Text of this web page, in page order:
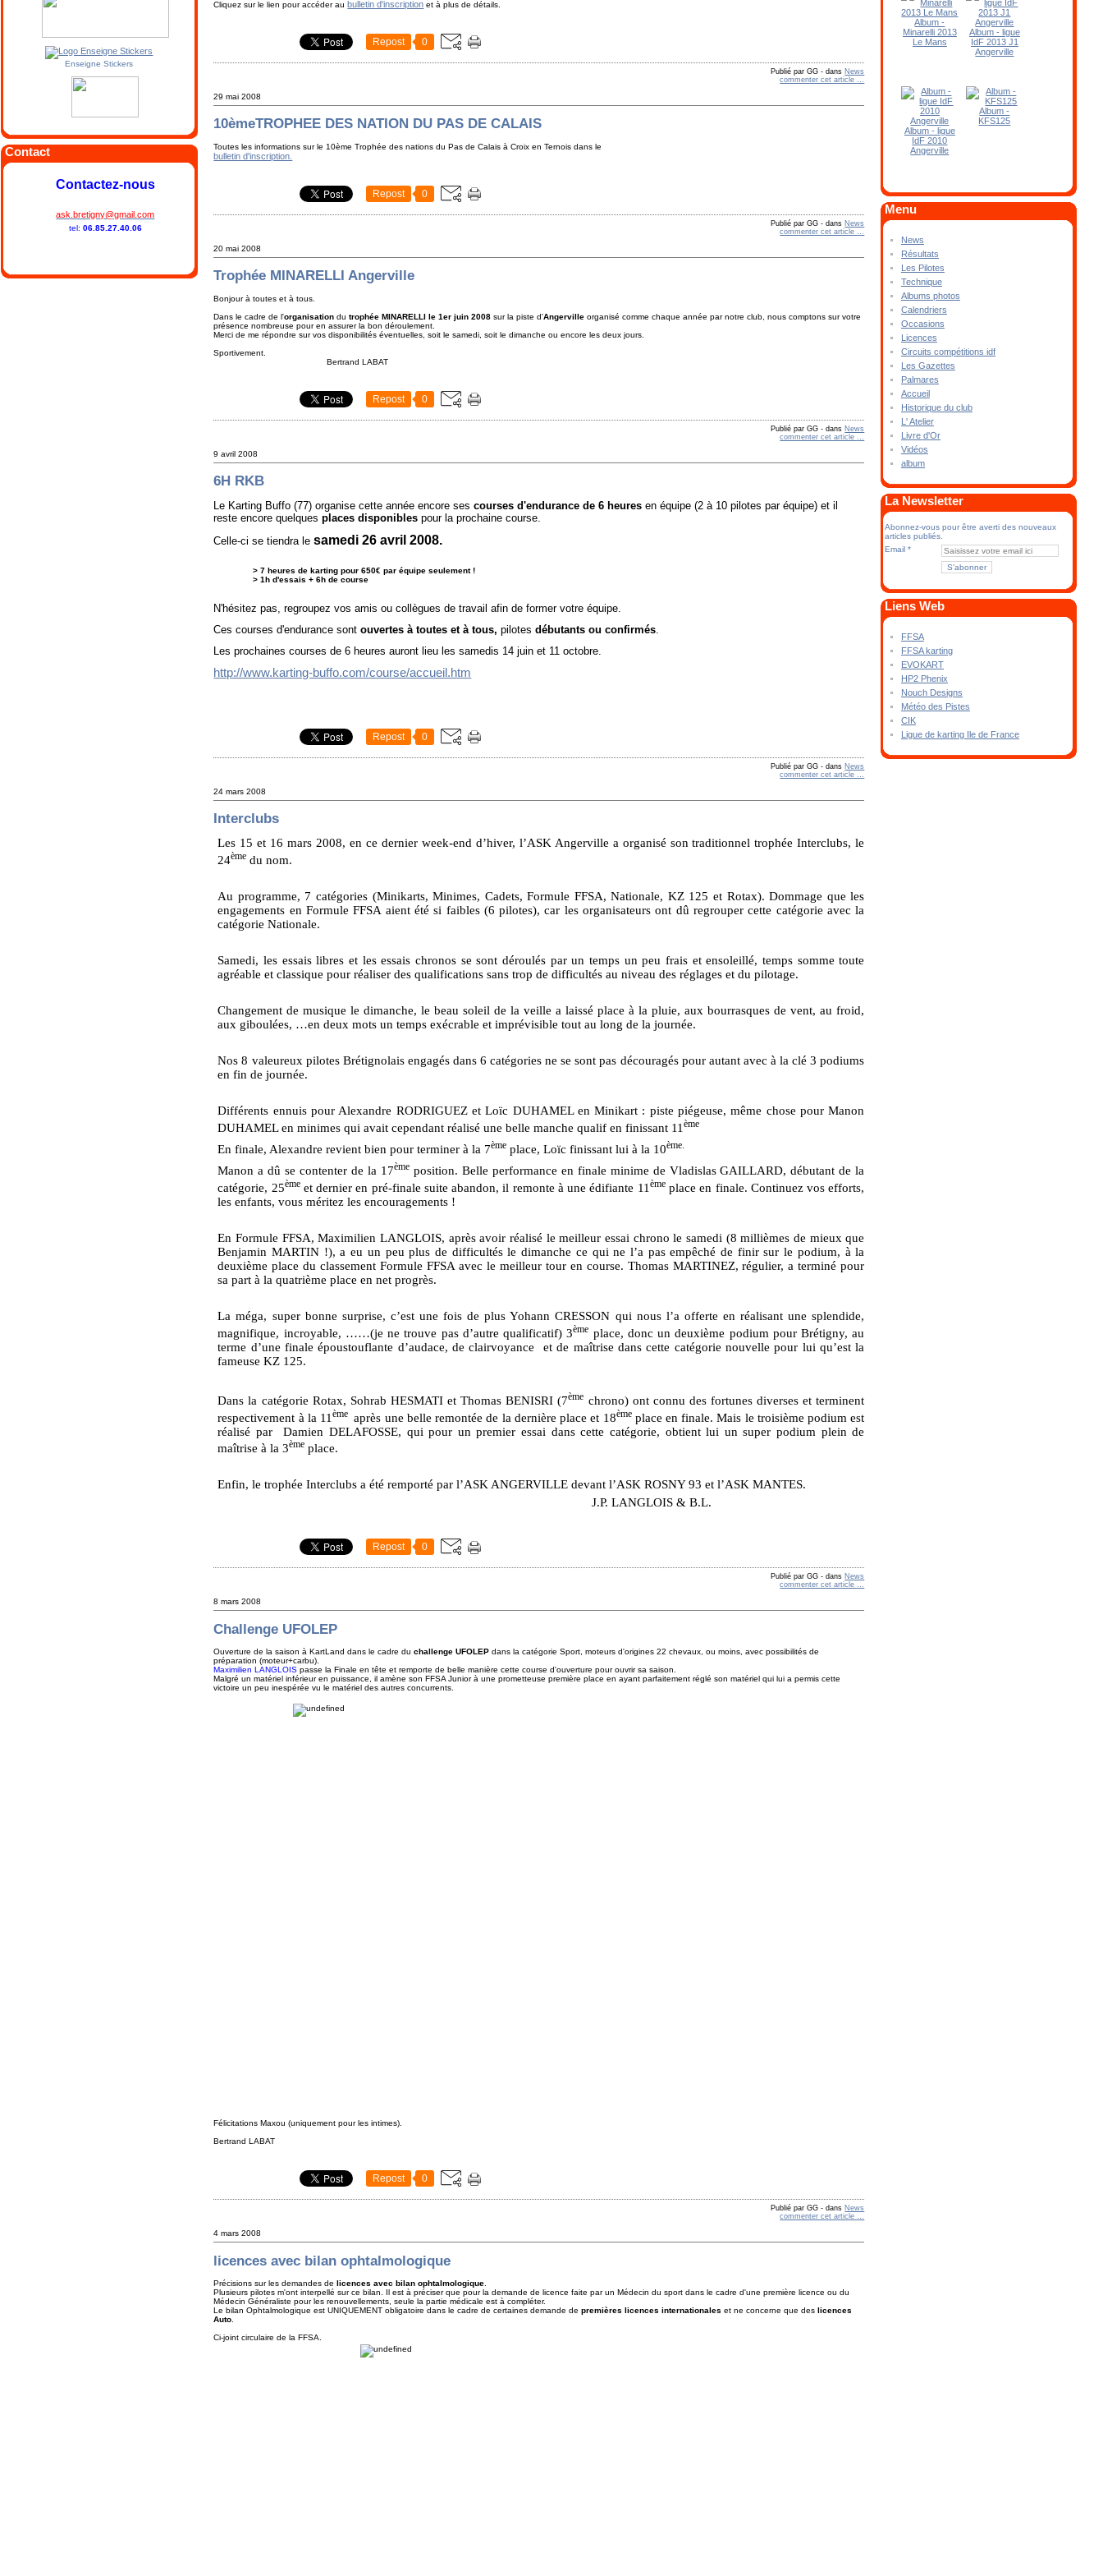
Enseigne Stickers
Contact
Contactez-nous
ask.bretigny@gmail.com
tel: 06.85.27.40.06
Cliquez sur le lien pour accéder au bulletin d'inscription et à plus de détails.
Repost 0
Publié par GG - dans News
commenter cet article
29 mai 2008
10èmeTROPHEE DES NATION DU PAS DE CALAIS
Toutes les informations sur le 10ème Trophée des nations du Pas de Calais à Croix en Ternois dans le
bulletin d'inscription.
Repost 0
Publié par GG - dans News
commenter cet article
20 mai 2008
Trophée MINARELLI Angerville
Bonjour à toutes et à tous.
Dans le cadre de l'organisation dutrophée MINARELLI le 1er juin 2008 sur la piste d'Angerville organisé comme chaque année par notre club, nous comptons sur votre
présence nombreuse pour en assurer la bon déroulement.
Merci de me répondre sur vos disponibilités éventuelles, soit le samedi, soit le dimanche ou encore les deux jours.
Sportivement.
Bertrand LABAT
Repost 0
Publié par GG - dans News
commenter cet article
9 avril 2008
6H RKB
Le Karting Buffo (77) organise cette année encore sescourses d'endurance de 6 heures en équipe (2 à 10 pilotes par équipe) et il
reste encore quelquesplaces disponibles pour la prochaine course.
Celle-ci se tiendra lesamedi 26 avril 2008.
> 7 heures de karting pour 650€ par équipe seulement !
> 1h d'essais + 6h de course
N'hésitez pas, regroupez vos amis ou collègues de travail afin de former votre équipe.
Ces courses d'endurance sontouvertes à toutes et à tous, pilotesdébutants ou confirmés
Les prochaines courses de 6 heures auront lieu les samedis 14 juin et 11 octobre.
http://www.karting-buffo.com/course/accueil.htm
Repost 0
Publié par GG - dans News
commenter cet article
24 mars 2008
Interclubs
Les 15 et 16 mars 2008, en ce dernier week-end d’hiver, l’ASK Angerville a organisé son traditionnel trophée Interclubs, le
24ème du nom.
Au programme, 7 catégories (Minikarts, Minimes, Cadets, Formule FFSA, Nationale, KZ 125 et Rotax). Dommage que les
engagements en Formule FFSA aient été si faibles (6 pilotes), car les organisateurs ont dû regrouper cette catégorie avec la
catégorie Nationale.
Samedi, les essais libres et les essais chronos se sont déroulés par un temps un peu frais et ensoleillé, temps somme toute
agréable et classique pour réaliser des qualifications sans trop de difficultés au niveau des réglages et du pilotage.
Changement de musique le dimanche, le beau soleil de la veille a laissé place à la pluie, aux bourrasques de vent, au froid,
aux giboulées, …en deux mots un temps exécrable et imprévisible tout au long de la journée.
Nos 8 valeureux pilotes Brétignolais engagés dans 6 catégories ne se sont pas découragés pour autant avec à la clé 3 podiums
en fin de journée.
Différents ennuis pour Alexandre RODRIGUEZ et Loïc DUHAMEL en Minikart : piste piégeuse, même chose pour Manon
DUHAMEL en minimes qui avait cependant réalisé une belle manche qualif en finissant 11ème
En finale, Alexandre revient bien pour terminer à la 7ème place, Loïc finissant lui à la 10ème.
Manon a dû se contenter de la 17èmeposition. Belle performance en finale minime de Vladislas GAILLARD, débutant de la
catégorie, 25èmeet dernier en pré-finale suite abandon, il remonte à une édifiante 11 èmeplace en finale. Continuez vos efforts,
les enfants, vous méritez les encouragements !
En Formule FFSA, Maximilien LANGLOIS, après avoir réalisé le meilleur essai chrono le samedi (8 millièmes de mieux que
Benjamin MARTIN !), a eu un peu plus de difficultés le dimanche ce qui ne l’a pas empêché de finir sur le podium, à la
deuxième place du classement Formule FFSA avec le meilleur tour en course. Thomas MARTINEZ, régulier, a terminé pour
sa part à la quatrième place en net progrès.
La méga, super bonne surprise, c’est une fois de plus Yohann CRESSON qui nous l’a offerte en réalisant une splendide,
magnifique, incroyable, ……(je ne trouve pas d’autre qualificatif) 3ème place, donc un deuxième podium pour Brétigny, au
terme d’une finale époustouflante d’audace, de clairvoyance
et de maîtrise dans cette catégorie nouvelle pour lui qu’est la
fameuse KZ 125.
Dans la catégorie Rotax, Sohrab HESMATI et Thomas BENISRI (7ème chrono) ont connu des fortunes diverses et terminent
respectivement à la 11ème après une belle remontée de la dernière place et 18èmeplace en finale. Mais le troisième podium est
réalisé par
Damien DELAFOSSE, qui pour un premier essai dans cette catégorie, obtient lui un super podium plein de
maîtrise à la 3ème place.
Enfin, le trophée Interclubs a été remporté par l’ASK ANGERVILLE devant l’ASK ROSNY 93 et l’ASK MANTES.
J.P. LANGLOIS & B.L.
Repost 0
Publié par GG - dans News
commenter cet article …
8 mars 2008
Challenge UFOLEP
Ouverture de la saison à KartLand dans le cadre duchallenge UFOLEP dans la catégorie Sport, moteurs d'origines 22 chevaux, ou moins, avec possibilités de
préparation (moteur+carbu).
Maximilien LANGLOIS passe la Finale en tête et remporte de belle manière cette course d'ouverture pour ouvrir sa saison.
Malgré un matériel inférieur en puissance, il amène son FFSA Junior à une prometteuse première place en ayant parfaitement réglé son matériel qui lui a permis cette
victoire un peu inespérée vu le matériel des autres concurrents.
Félicitations Maxou (uniquement pour les intimes).
Bertrand LABAT
Repost 0
Publié par GG - dans News
commenter cet article …
4 mars 2008
licences avec bilan ophtalmologique
Précisions sur les demandes delicences avec bilan ophtalmologique
Plusieurs pilotes m'ont interpellé sur ce bilan. Il est à préciser que pour la demande de licence faite par un Médecin du sport dans le cadre d'une première licence ou du
Médecin Généraliste pour les renouvellements, seule la partie médicale est à compléter.
Le bilan Ophtalmologique est UNIQUEMENT obligatoire dans le cadre de certaines demande depremières licences internationales et ne concerne que deslicences
Auto
Ci-joint circulaire de la FFSA.
Album -
Minarelli 2013
Le Mans
Album - ligue
IdF 2013 J1
Angerville
Album - ligue
IdF 2010
Angerville
Album -
KFS125
Menu
News
Résultats
Les Pilotes
Technique
Albums photos
Calendriers
Occasions
Licences
Circuits compétitions idf
Les Gazettes
Palmares
Accueil
Historique du club
L' Atelier
Livre d'Or
Vidéos
album
La Newsletter
Abonnez-vous pour être averti des nouveaux
articles publiés.
Email
Liens Web
FFSA
FFSA karting
EVOKART
HP2 Phenix
Nouch Designs
Météo des Pistes
CIK
Ligue de karting Ile de France